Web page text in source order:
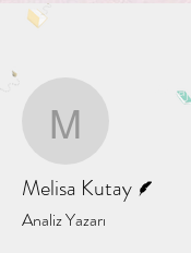
Melisa
Mesaj
Melisa Kutay
Analiz Yazarı